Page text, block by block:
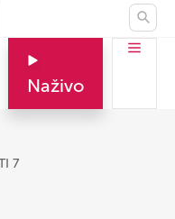
Naživo
7